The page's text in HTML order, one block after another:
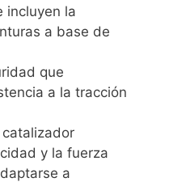
incluyen la
a base de
que
a la tracción
y la fuerza
a